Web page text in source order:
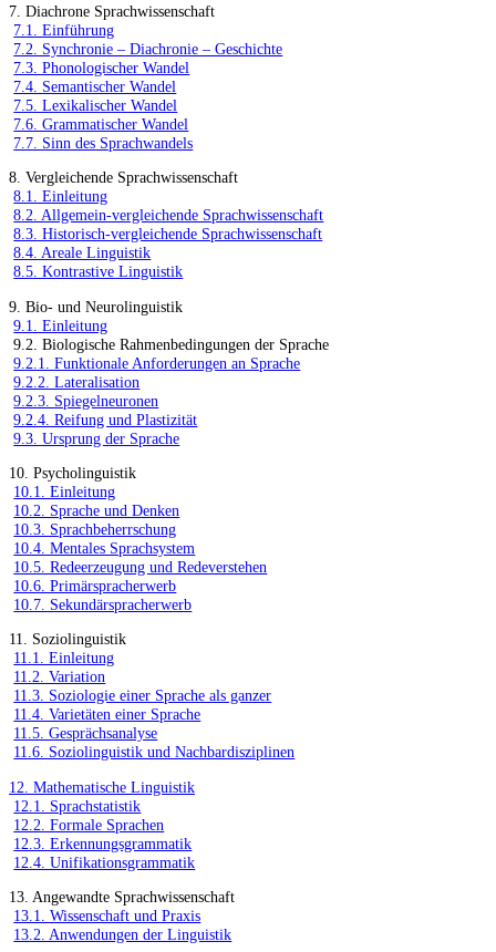
7. Diachrone Sprachwissenschaft
7.1. Einführung
7.2. Synchronie – Diachronie – Geschichte
7.3. Phonologischer Wandel
7.4. Semantischer Wandel
7.5. Lexikalischer Wandel
7.6. Grammatischer Wandel
7.7. Sinn des Sprachwandels
8. Vergleichende Sprachwissenschaft
8.1. Einleitung
8.2. Allgemein-vergleichende Sprachwissenschaft
8.3. Historisch-vergleichende Sprachwissenschaft
8.4. Areale Linguistik
8.5. Kontrastive Linguistik
9. Bio- und Neurolinguistik
9.1. Einleitung
9.2. Biologische Rahmenbedingungen der Sprache
9.2.1. Funktionale Anforderungen an Sprache
9.2.2. Lateralisation
9.2.3. Spiegelneuronen
9.2.4. Reifung und Plastizität
9.3. Ursprung der Sprache
10. Psycholinguistik
10.1. Einleitung
10.2. Sprache und Denken
10.3. Sprachbeherrschung
10.4. Mentales Sprachsystem
10.5. Redeerzeugung und Redeverstehen
10.6. Primärspracherwerb
10.7. Sekundärspracherwerb
11. Soziolinguistik
11.1. Einleitung
11.2. Variation
11.3. Soziologie einer Sprache als ganzer
11.4. Varietäten einer Sprache
11.5. Gesprächsanalyse
11.6. Soziolinguistik und Nachbardisziplinen
12. Mathematische Linguistik
12.1. Sprachstatistik
12.2. Formale Sprachen
12.3. Erkennungsgrammatik
12.4. Unifikationsgrammatik
13. Angewandte Sprachwissenschaft
13.1. Wissenschaft und Praxis
13.2. Anwendungen der Linguistik